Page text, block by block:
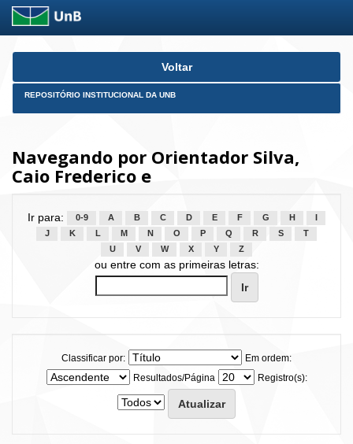
Skip
Voltar
REPOSITÓRIO INSTITUCIONAL DA UNB
Navegando por Orientador Silva,
Caio Frederico e
Ir para: 0-9 A B C D E F G H
J
K L M N O P Q R S
T
U
V W X Y Z
ou entre com as primeiras letras:
Classificar por:
Em ordem:
Resultados/Página
Registro(s):